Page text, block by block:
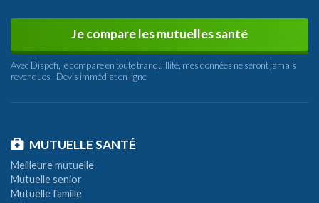
Je compare les mutuelles santé
Avec Dispofi, je compare en toute tranquillité, mes données ne seront jamais
revendues - Devis immédiat en ligne
MUTUELLE SANTÉ
Meilleure mutuelle
Mutuelle senior
Mutuelle famille